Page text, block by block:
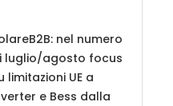
nel numero
luglio/agosto focus
limitazioni UE a
e Bess dalla